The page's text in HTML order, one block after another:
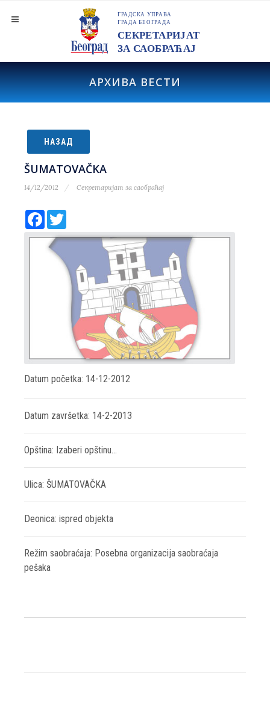
АРХИВА ВЕСТИ
НАЗАД
ŠUMATOVAČKA
14/12/2012 Секретаријат за саобраћај
Facebook
Datum početka: 14-12-2012
Datum završetka: 14-2-2013
Opština: Izaberi opštinu...
Ulica: ŠUMATOVAČKA
Deonica: ispred objekta
Režim saobraćaja: Posebna organizacija saobraćaja
pešaka